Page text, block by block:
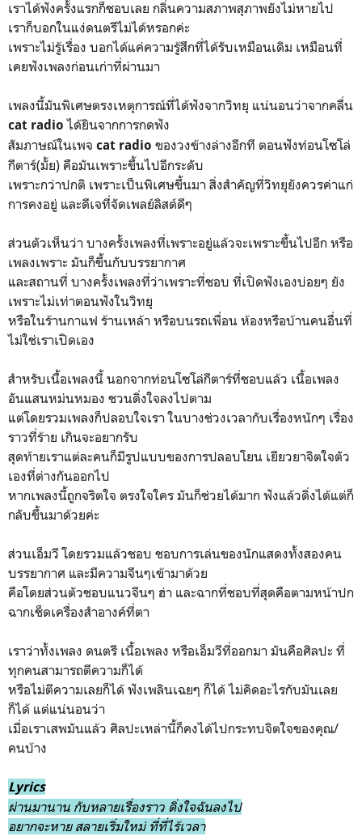
เราได้ฟังครั้งแรกก็ชอบเลย กลิ่นความสภาพสุภาพยังไม่หายไป
เราก็บอกในแง่ดนตรีไม่ได้หรอกค่ะ
เพราะไม่รู้เรื่อง บอกได้แค่ความรู้สึกที่ได้รับเหมือนเดิม เหมือนที่
เคยฟังเพลงก่อนเก่าที่ผ่านมา
เพลงนี้มันพิเศษตรงเหตุการณ์ที่ได้ฟังจากวิทยุ แน่นอนว่าจากคลื่น
cat radio ได้ยินจากการกดฟัง
สัมภาษณ์ในเพจ cat radio ของวงข้างล่างอีกที ตอนฟังท่อนโซโล่
กีตาร์(มั้ย) คือมันเพราะขึ้นไปอีกระดับ
เพราะกว่าปกติ เพราะเป็นพิเศษขึ้นมา สิ่งสำคัญที่วิทยุยังควรค่าแก่
การคงอยู่ และดีเจที่จัดเพลย์ลิสต์ดีๆ
ส่วนตัวเห็นว่า บางครั้งเพลงที่เพราะอยู่แล้วจะเพราะขึ้นไปอีก หรือ
เพลงเพราะ มันก็ขึ้นกับบรรยากาศ
และสถานที่ บางครั้งเพลงที่ว่าเพราะที่ชอบ ที่เปิดฟังเองบ่อยๆ ยัง
เพราะไม่เท่าตอนฟังในวิทยุ
หรือในร้านกาแฟ ร้านเหล้า หรือบนรถเพื่อน ห้องหรือบ้านคนอื่นที่
ไม่ใช่เราเปิดเอง
สำหรับเนื้อเพลงนี้ นอกจากท่อนโซโล่กีตาร์ที่ชอบแล้ว เนื้อเพลง
อันแสนหม่นหมอง ชวนดิ่งใจลงไปตาม
แต่โดยรวมเพลงก็ปลอบใจเรา ในบางช่วงเวลากับเรื่องหนักๆ เรื่อง
ราวที่ร้าย เกินจะอยากรับ
สุดท้ายเราแต่ละคนก็มีรูปแบบของการปลอบโยน เยียวยาจิตใจตัว
เองที่ต่างกันออกไป
หากเพลงนี้ถูกจริตใจ ตรงใจใคร มันก็ช่วยได้มาก ฟังแล้วดิ่งได้แต่ก็
กลับขึ้นมาด้วยค่ะ
ส่วนเอ็มวี โดยรวมแล้วชอบ ชอบการเล่นของนักแสดงทั้งสองคน
บรรยากาศ และมีความจีนๆเข้ามาด้วย
คือโดยส่วนตัวชอบแนวจีนๆ ฮ่า และฉากที่ชอบที่สุดคือตามหน้าปก
ฉากเช็ดเครื่องสำอางค์ที่ตา
เราว่าทั้งเพลง ดนตรี เนื้อเพลง หรือเอ็มวีที่ออกมา มันคือศิลปะ ที่
ทุกคนสามารถตีความก็ได้
หรือไม่ตีความเลยก็ได้ ฟังเพลินเฉยๆ ก็ได้ ไม่คิดอะไรกับมันเลย
ก็ได้ แต่แน่นอนว่า
เมื่อเราเสพมันแล้ว ศิลปะเหล่านี้ก็คงได้ไปกระทบจิตใจของคุณ/
คนบ้าง
Lyrics
ผ่านมานาน กับหลายเรื่องราว ดิ่งใจฉันลงไป
อยากจะหาย สลายเริ่มใหม่ ที่ที่ไร้เวลา